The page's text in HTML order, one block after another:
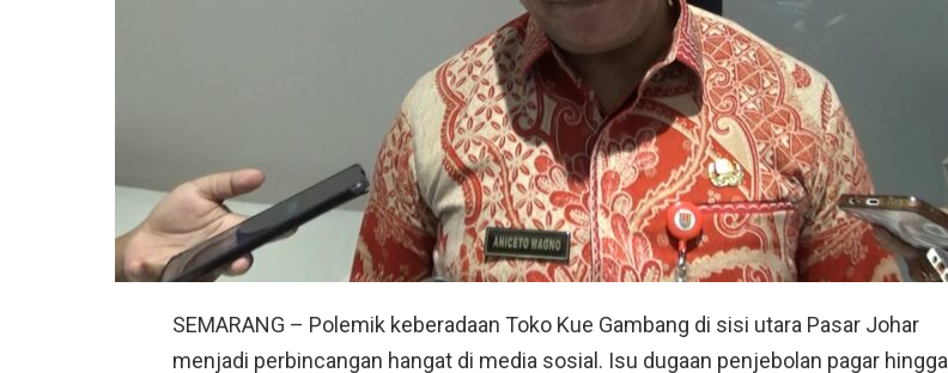
SEMARANG – Polemik keberadaan Toko Kue Gambang di sisi utara Pasar Johar
menjadi perbincangan hangat di media sosial. Isu dugaan penjebolan pagar hingga